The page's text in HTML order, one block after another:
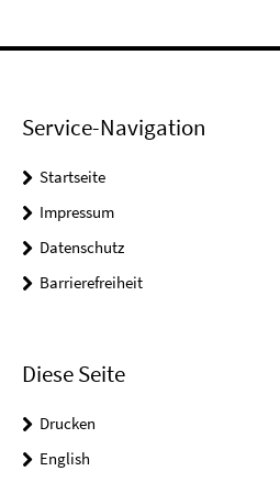
Service-Navigation
Startseite
Impressum
Datenschutz
Barrierefreiheit
Diese Seite
Drucken
English